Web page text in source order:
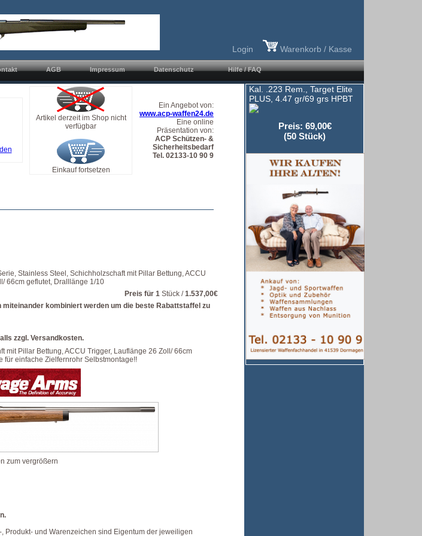
Login Warenkorb / Kasse
AGB Impressum Datenschutz Hilfe / FAQ
Artikel derzeit im Shop nicht
verfügbar
Einkauf fortsetzen
Ein Angebot von:
www.acp-waffen24.de
Eine online
Präsentation von:
ACP Schützen- &
Sicherheitsbedarf
Tel. 02133-10 90 9
Stainless Steel, Schichholzschaft mit Pillar Bettung, ACCU
66cm geflutet, Dralllänge 1/10
Preis für 1 Stück /1.537,00€
kombiniert werden um die beste Rabattstaffel zu
zzgl. Versandkosten.
mit Pillar Bettung, ACCU Trigger, Lauflänge 26 Zoll/ 66cm
für einfache Zielfernrohr Selbstmontage!!
zum vergrößern
Produkt- und Warenzeichen sind Eigentum der jeweiligen
Kal. .223 Rem., Target Elite
PLUS, 4.47 gr/69 grs HPBT
Preis: 69,00€
(50 Stück)